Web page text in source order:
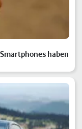
haben